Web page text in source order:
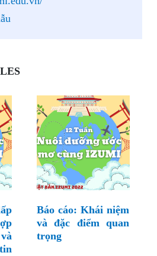
Báo cáo: Khái niệm
và đặc điểm quan
trọng